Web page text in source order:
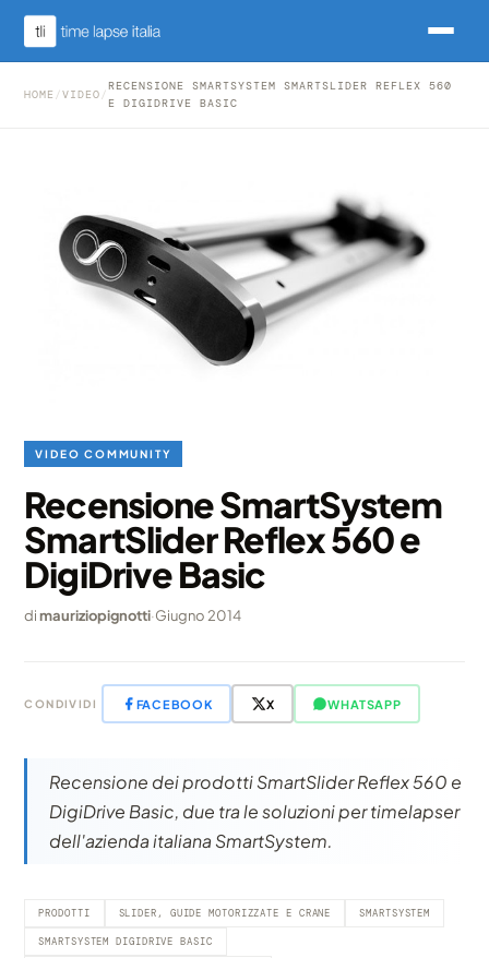
HOME /VIDEO /
RECENSIONE SMARTSYSTEM SMARTSLIDER REFLEX 560
E DIGIDRIVE BASIC
VIDEO COMMUNITY
Recensione SmartSystem
SmartSlider Reflex 560 e
DigiDrive Basic
dimauriziopignotti·Giugno 2014
CONDIVIDI FACEBOOK X WHATSAPP
Recensione dei prodotti SmartSlider Reflex 560 e
DigiDrive Basic, due tra le soluzioni per timelapser
dell'azienda italiana SmartSystem.
PRODOTTI SLIDER, GUIDE MOTORIZZATE E CRANE SMARTSYSTEM
SMARTSYSTEM DIGIDRIVE BASIC